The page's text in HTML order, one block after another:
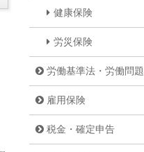
健康保険
労災保険
労働基準法・労働問題
雇用保険
税金・確定申告